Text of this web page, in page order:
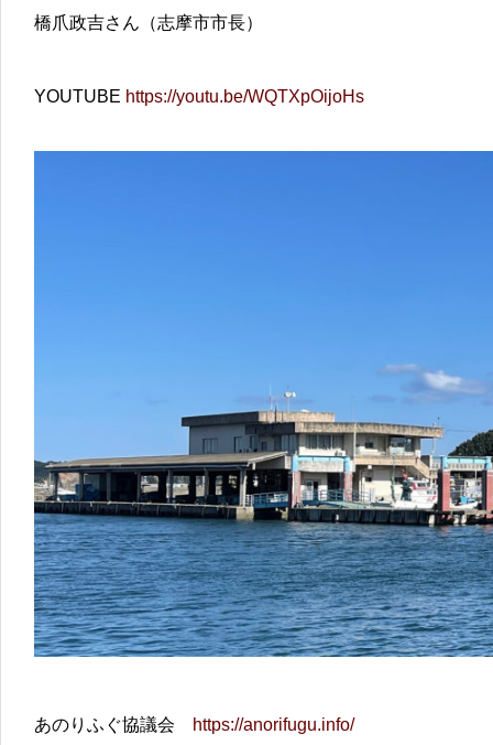
橋爪政吉さん（志摩市市長）
YOUTUBE https://youtu.be/WQTXpOijoHs
あのりふぐ協議会 https://anorifugu.info/